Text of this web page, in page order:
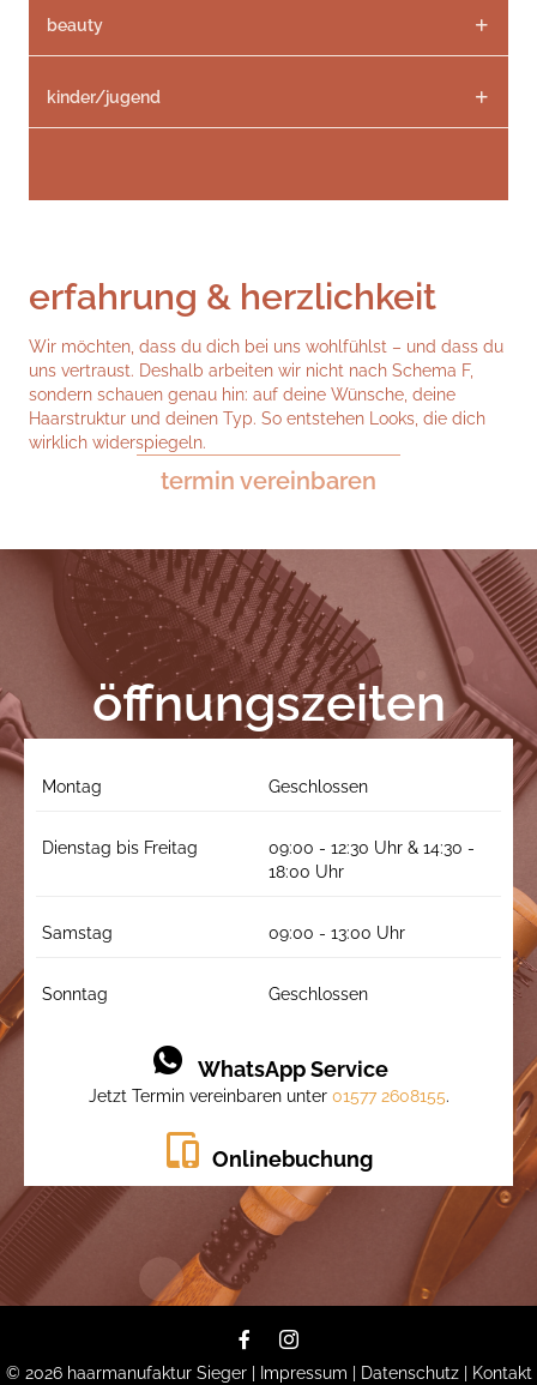
beauty
kinder/jugend
erfahrung & herzlichkeit
Wir möchten, dass du dich bei uns wohlfühlst – und dass du
uns vertraust. Deshalb arbeiten wir nicht nach Schema F,
sondern schauen genau hin: auf deine Wünsche, deine
Haarstruktur und deinen Typ. So entstehen Looks, die dich
wirklich widerspiegeln.
termin vereinbaren
öffnungszeiten
Montag Geschlossen
Dienstag bis Freitag
09:00 - 12:30 Uhr & 14:30 -
18:00 Uhr
Samstag 09:00 - 13:00 Uhr
Sonntag Geschlossen
WhatsApp Service
Jetzt Termin vereinbaren unter 01577 2608155.
Onlinebuchung
© 2026 haarmanufaktur Sieger| Impressum Datenschutz| Kontakt